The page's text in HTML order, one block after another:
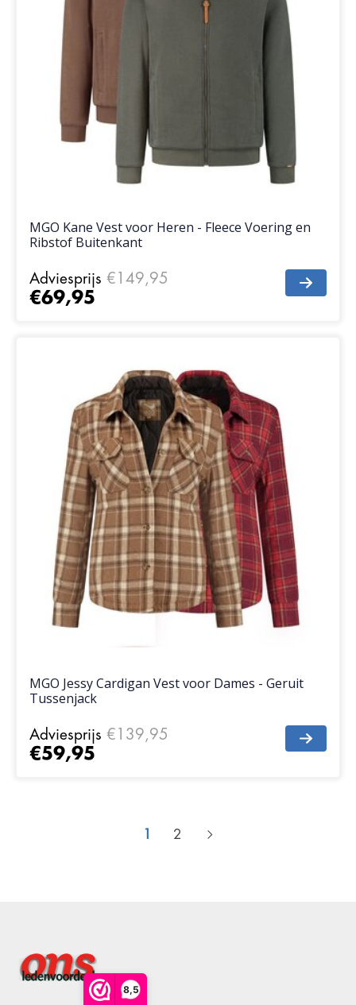
8,5
MGO Kane Vest voor Heren - Fleece Voering en
Ribstof Buitenkant
Adviesprijs €149,95
€69,95
MGO Jessy Cardigan Vest voor Dames - Geruit
Tussenjack
Adviesprijs €139,95
€59,95
1 2